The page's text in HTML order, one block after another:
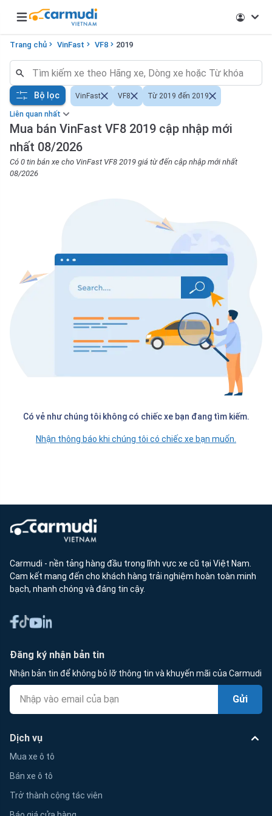
Open main menu
Trang chủ VinFast VF8 2019
Liên quan nhất
Mua bán VinFast VF8 2019 cập nhập mới
nhất 08/2026
Có 0 tin bán xe cho VinFast VF8 2019 giá từ đến cập nhập mới nhất
08/2026
Bộ lọc VinFast VF8 Từ 2019 đến 2019
Có vẻ như chúng tôi không có chiếc xe bạn đang tìm kiếm.
Nhận thông báo khi chúng tôi có chiếc xe bạn muốn.
Carmudi - nền tảng hàng đầu trong lĩnh vực xe cũ tại Việt Nam.
Cam kết mang đến cho khách hàng trải nghiệm hoàn toàn minh
bạch, nhanh chóng và đáng tin cậy.
Đăng ký nhận bản tin
Nhận bản tin để không bỏ lỡ thông tin và khuyến mãi của Carmudi
Gửi
Dịch vụ
Mua xe ô tô
Bán xe ô tô
Trở thành cộng tác viên